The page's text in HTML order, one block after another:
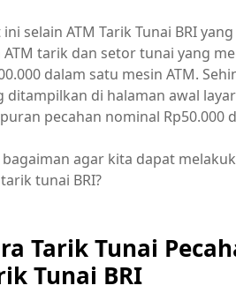
ini selain ATM Tarik Tunai BRI
ATM tarik dan setor tunai yang
dalam satu mesin ATM.
ditampilkan di halaman awal
pecahan nominal Rp50.000
bagaiman agar kita dapat
tunai BRI?
Tarik Tunai
Tunai BRI